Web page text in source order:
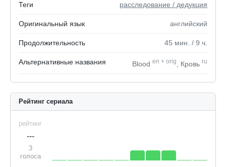
Теги расследование / дедукция
Оригинальный язык английский
Продолжительность 45 мин. / 9 ч.
Альтернативные названия Blood en + orig , Кровь ru
Рейтинг сериала
рейтинг
---
3
голоса